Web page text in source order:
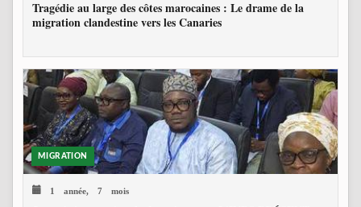
Tragédie au large des côtes marocaines : Le drame de la
migration clandestine vers les Canaries
MIGRATION
1 année, 7 mois